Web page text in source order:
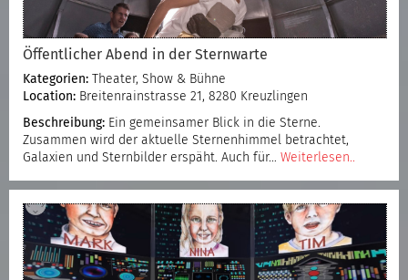
Öffentlicher Abend in der Sternwarte
Kategorien: Theater, Show & Bühne
Location: Breitenrainstrasse 21, 8280 Kreuzlingen
Beschreibung: Ein gemeinsamer Blick in die Sterne.
Zusammen wird der aktuelle Sternenhimmel betrachtet,
Galaxien und Sternbilder erspäht. Auch für… Weiterlesen..